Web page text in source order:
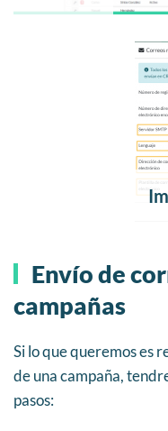
Envío de
campañas
Si lo que queremos es
de una campaña,
pasos: